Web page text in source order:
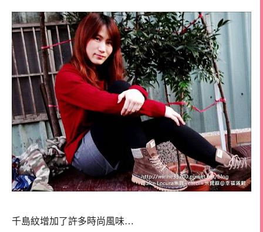
千島紋增加了許多時尚風味…